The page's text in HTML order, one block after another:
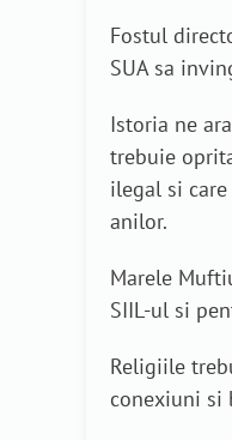
Fostul
SUA sa
Istoria ne
trebuie
ilegal si
anilor.
Marele
SIIL-ul si
Religiile
conexiuni si